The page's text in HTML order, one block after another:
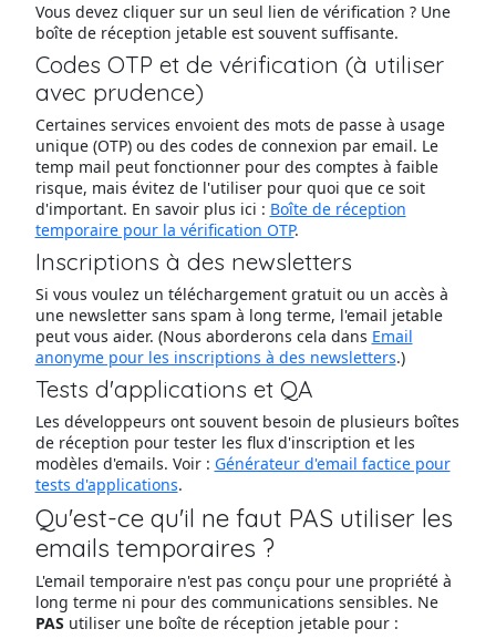
Vous devez cliquer sur un seul lien de vérification ? Une
boîte de réception jetable est souvent suffisante.
Codes OTP et de vérification (à utiliser
avec prudence)
Certaines services envoient des mots de passe à usage
unique (OTP) ou des codes de connexion par email. Le
temp mail peut fonctionner pour des comptes à faible
risque, mais évitez de l'utiliser pour quoi que ce soit
d'important. En savoir plus ici : Boîte de réception
temporaire pour la vérification OTP.
Inscriptions à des newsletters
Si vous voulez un téléchargement gratuit ou un accès à
une newsletter sans spam à long terme, l'email jetable
peut vous aider. (Nous aborderons cela dans Email
anonyme pour les inscriptions à des newsletters.)
Tests d'applications et QA
Les développeurs ont souvent besoin de plusieurs boîtes
de réception pour tester les flux d'inscription et les
modèles d'emails. Voir : Générateur d'email factice pour
tests d'applications.
Qu'est-ce qu'il ne faut PAS utiliser les
emails temporaires ?
L'email temporaire n'est pas conçu pour une propriété à
long terme ni pour des communications sensibles. Ne
PAS utiliser une boîte de réception jetable pour :